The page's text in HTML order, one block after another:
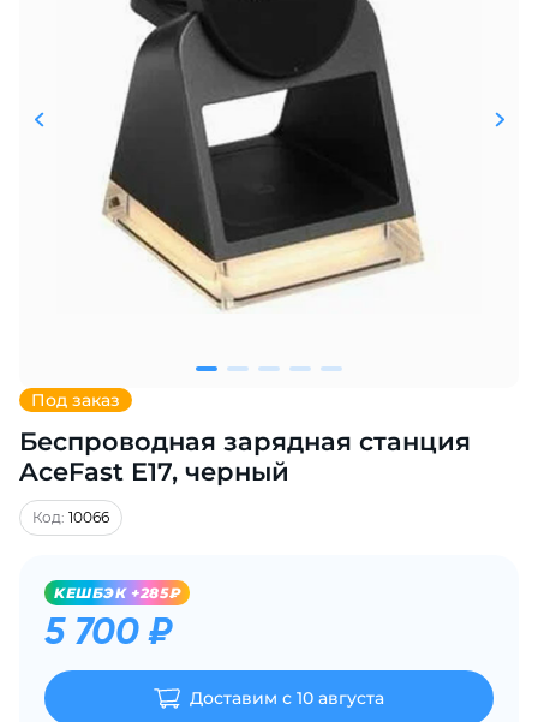
Под заказ
Беспроводная зарядная станция
AceFast E17, черный
Код: 10066
KЕШБЭК +285₽
5 700 ₽
Доставим с 10 августа
График платежей
25
Добавляйте товары
в корзину
% картой любого банка
Получайте товар
выбранный способом
списываться
по25%каждые 2 недели
Подробнее